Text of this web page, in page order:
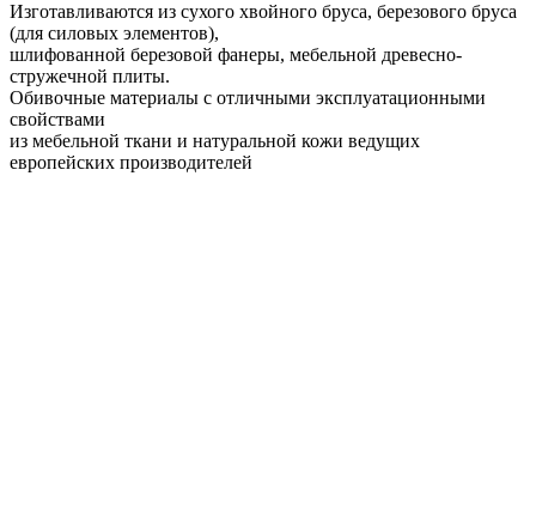
Изготавливаются из сухого хвойного бруса, березового бруса
(для силовых элементов),
шлифованной березовой фанеры, мебельной древесно-
стружечной плиты.
Обивочные материалы с отличными эксплуатационными
свойствами
из мебельной ткани и натуральной кожи ведущих
европейских производителей